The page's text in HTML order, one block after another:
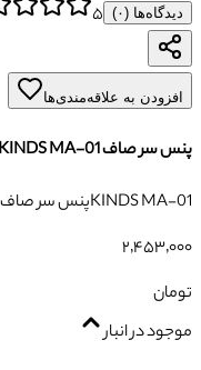
دیدگاه‌ها (۰) ۵
افزودن به علاقه‌مندی‌ها
پنس سر صاف 18KINDS MA-01
پنس سر صاف 18KINDS MA-01
۲٬۴۵۳٬۰۰۰
تومان
موجود در انبار